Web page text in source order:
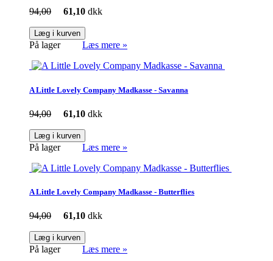
94,00 61,10 dkk
Læg i kurven
På lager Læs mere »
A Little Lovely Company Madkasse - Savanna
94,00 61,10 dkk
Læg i kurven
På lager Læs mere »
A Little Lovely Company Madkasse - Butterflies
94,00 61,10 dkk
Læg i kurven
På lager Læs mere »